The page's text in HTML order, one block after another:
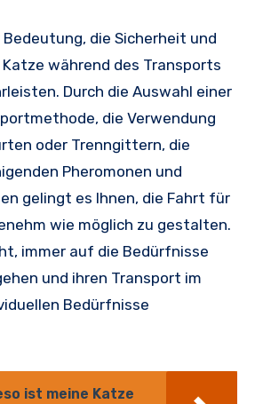
die Sicherheit und
während des Transports
Durch die Auswahl einer
die Verwendung
oder Trenngittern, die
Pheromonen und
gelingt es Ihnen, die Fahrt für
wie möglich zu gestalten.
immer auf die Bedürfnisse
und ihren Transport im
Bedürfnisse
ist meine Katze